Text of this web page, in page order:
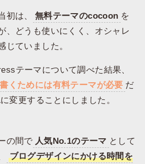
初は、 無料テーマのcocoon を
、どうも使いにくく、オシャレ
じていました。
テーマについて調べた結果、
くためには有料テーマが必要 だ
変更することにしました。
の間で 人気No.1のテーマ として
ブログデザインにかける時間を